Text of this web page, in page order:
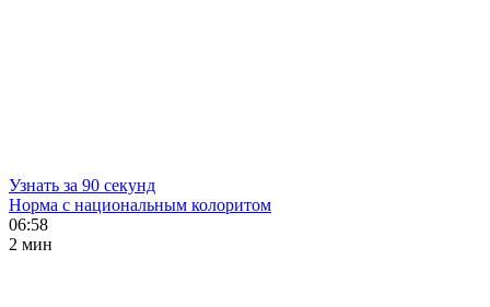
Узнать за 90 секунд
Норма с национальным колоритом
06:58
2 мин